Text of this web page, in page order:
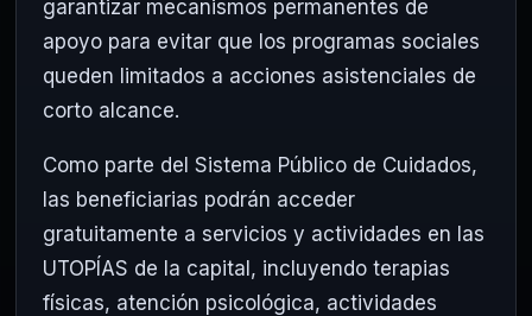
garantizar mecanismos permanentes de
apoyo para evitar que los programas sociales
queden limitados a acciones asistenciales de
corto alcance.
Como parte del Sistema Público de Cuidados,
las beneficiarias podrán acceder
gratuitamente a servicios y actividades en las
UTOPÍAS de la capital, incluyendo terapias
físicas, atención psicológica, actividades